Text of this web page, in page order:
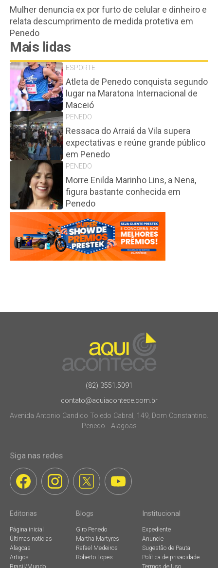
Mulher denuncia ex por furto de celular e dinheiro e
relata descumprimento de medida protetiva em
Penedo
Mais lidas
ESPORTE
Atleta de Penedo conquista segundo
lugar na Maratona Internacional de
Maceió
PENEDO
Ressaca do Arraiá da Vila supera
expectativas e reúne grande público
em Penedo
PENEDO
Morre Enilda Marinho Lins, a Nena,
figura bastante conhecida em
Penedo
(82) 3551.5091
contato@aquiacontece.com.br
Avenida Antonio Candido Toledo Cabral, 149, Dom Constantino.
Penedo - Alagoas
Siga nas redes
Editorias
Página inicial
Últimas notícias
Alagoas
Artigos
Blogs
Giro Penedo
Martha Martyres
Rafael Medeiros
Roberto Lopes
Institucional
Expediente
Anuncie
Sugestão de Pauta
Política de privacidade